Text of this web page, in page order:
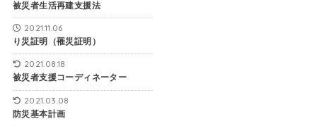
被災者生活再建支援法
2021.11.06
り災証明（罹災証明）
2021.08.18
被災者支援コーディネーター
2021.03.08
防災基本計画